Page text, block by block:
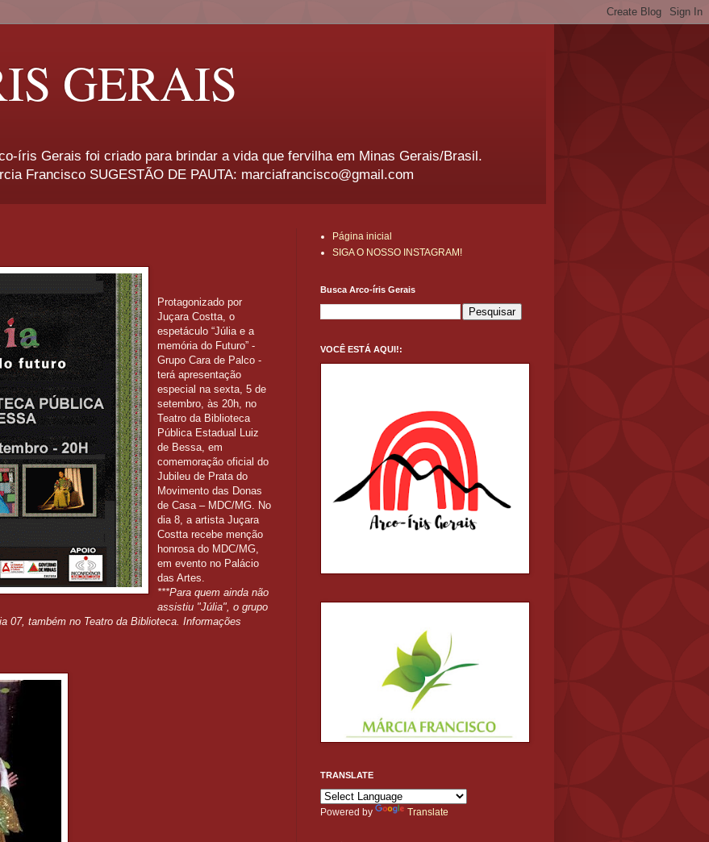
GERAIS
íris Gerais foi criado para brindar a vida que fervilha em Minas Gerais/Brasil.
Francisco SUGESTÃO DE PAUTA: marciafrancisco@gmail.com
Protagonizado por
Juçara Costta, o
espetáculo “Júlia e a
memória do Futuro” -
Grupo Cara de Palco -
terá apresentação
especial na sexta, 5 de
setembro, às 20h, no
Teatro da Biblioteca
Pública Estadual Luiz
de Bessa, em
comemoração oficial do
Jubileu de Prata do
Movimento das Donas
de Casa – MDC/MG. No
dia 8, a artista Juçara
Costta recebe menção
honrosa do MDC/MG,
em evento no Palácio
das Artes.
***Para quem ainda não
assistiu "Júlia", o grupo
07, também no Teatro da Biblioteca. Informações
Página inicial
SIGA O NOSSO INSTAGRAM!
Busca Arco-íris Gerais
VOCÊ ESTÁ AQUI!:
TRANSLATE
Powered by Translate